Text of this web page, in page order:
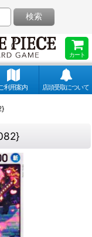
カート
検索
利用案内 店頭受取について